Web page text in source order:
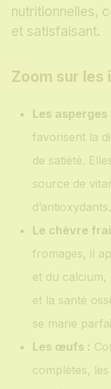
nutritionnelles,
et satisfaisant.
Zoom sur les
Les
favorisent la
de satiété.
source de
d’antioxydants.
Le chèvre
fromages, il
et du calcium,
et la santé
se marie
Les œufs :
complètes,